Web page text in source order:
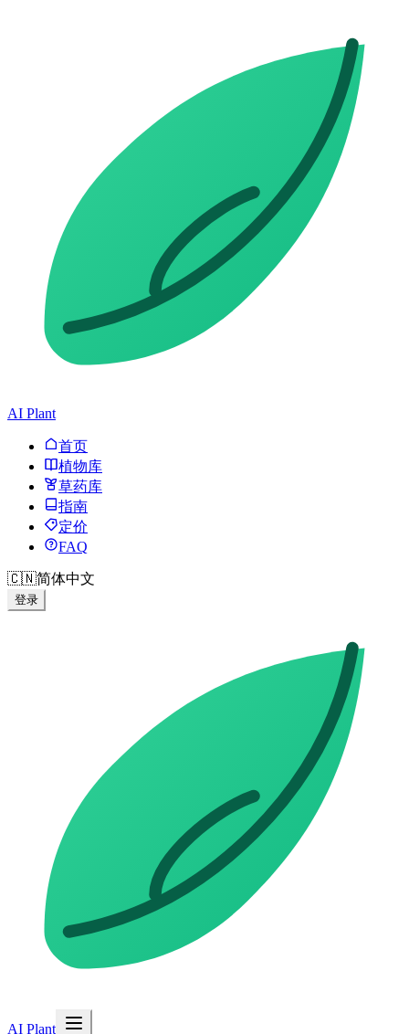
AI Plant
首页
植物库
草药库
指南
定价
FAQ
🇨🇳简体中文
登录
AI Plant